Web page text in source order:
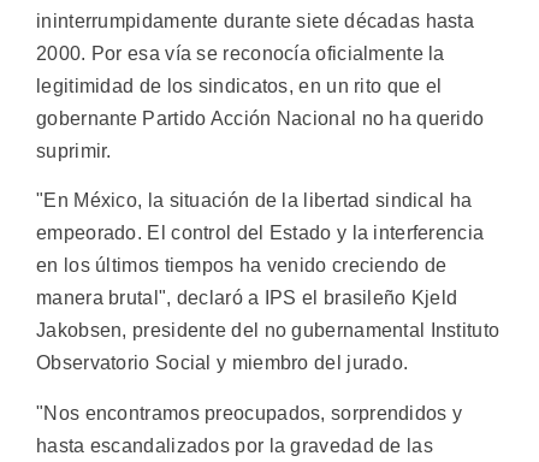
ininterrumpidamente durante siete décadas hasta
2000. Por esa vía se reconocía oficialmente la
legitimidad de los sindicatos, en un rito que el
gobernante Partido Acción Nacional no ha querido
suprimir.
"En México, la situación de la libertad sindical ha
empeorado. El control del Estado y la interferencia
en los últimos tiempos ha venido creciendo de
manera brutal", declaró a IPS el brasileño Kjeld
Jakobsen, presidente del no gubernamental Instituto
Observatorio Social y miembro del jurado.
"Nos encontramos preocupados, sorprendidos y
hasta escandalizados por la gravedad de las